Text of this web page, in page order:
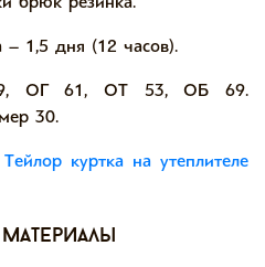
1,5 дня (12 часов).
ОГ 61, ОТ 53, ОБ 69.
30.
Тейлор куртка на утеплителе